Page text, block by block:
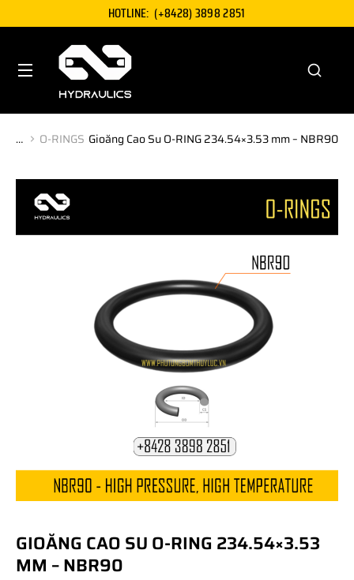
HOTLINE: (+8428) 3898 2851
You are here:
O-RINGS Gioăng Cao Su O-RING 234.54×3.53 mm – NBR90
GIOĂNG CAO SU O-RING 234.54×3.53
MM – NBR90